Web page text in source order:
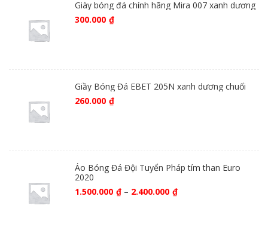
Giày bóng đá chính hãng Mira 007 xanh dương
300.000 ₫
Giầy Bóng Đá EBET 205N xanh dương chuối
260.000 ₫
Áo Bóng Đá Đội Tuyển Pháp tím than Euro
2020
1.500.000 ₫ – 2.400.000 ₫